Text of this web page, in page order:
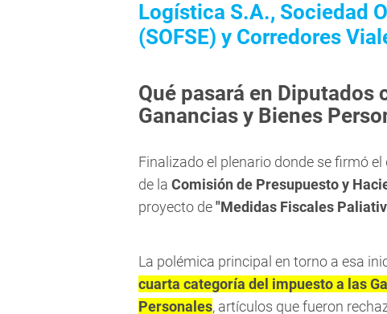
Logística S.A., Sociedad
(SOFSE) y Corredores
Qué pasará en Diputados
Ganancias y Bienes
Finalizado el plenario donde se firmó
de la Comisión de Presupuesto y
proyecto de"Medidas Fiscales
La polémica principal en torno a esa
cuarta categoría del impuesto a las
Personales, artículos que fueron